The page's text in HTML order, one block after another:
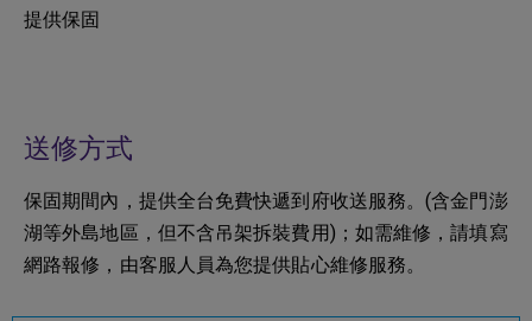
提供保固
送修方式
保固期間內，提供全台免費快遞到府收送服務。(含金門澎
湖等外島地區，但不含吊架拆裝費用)；如需維修，請填寫
網路報修，由客服人員為您提供貼心維修服務。